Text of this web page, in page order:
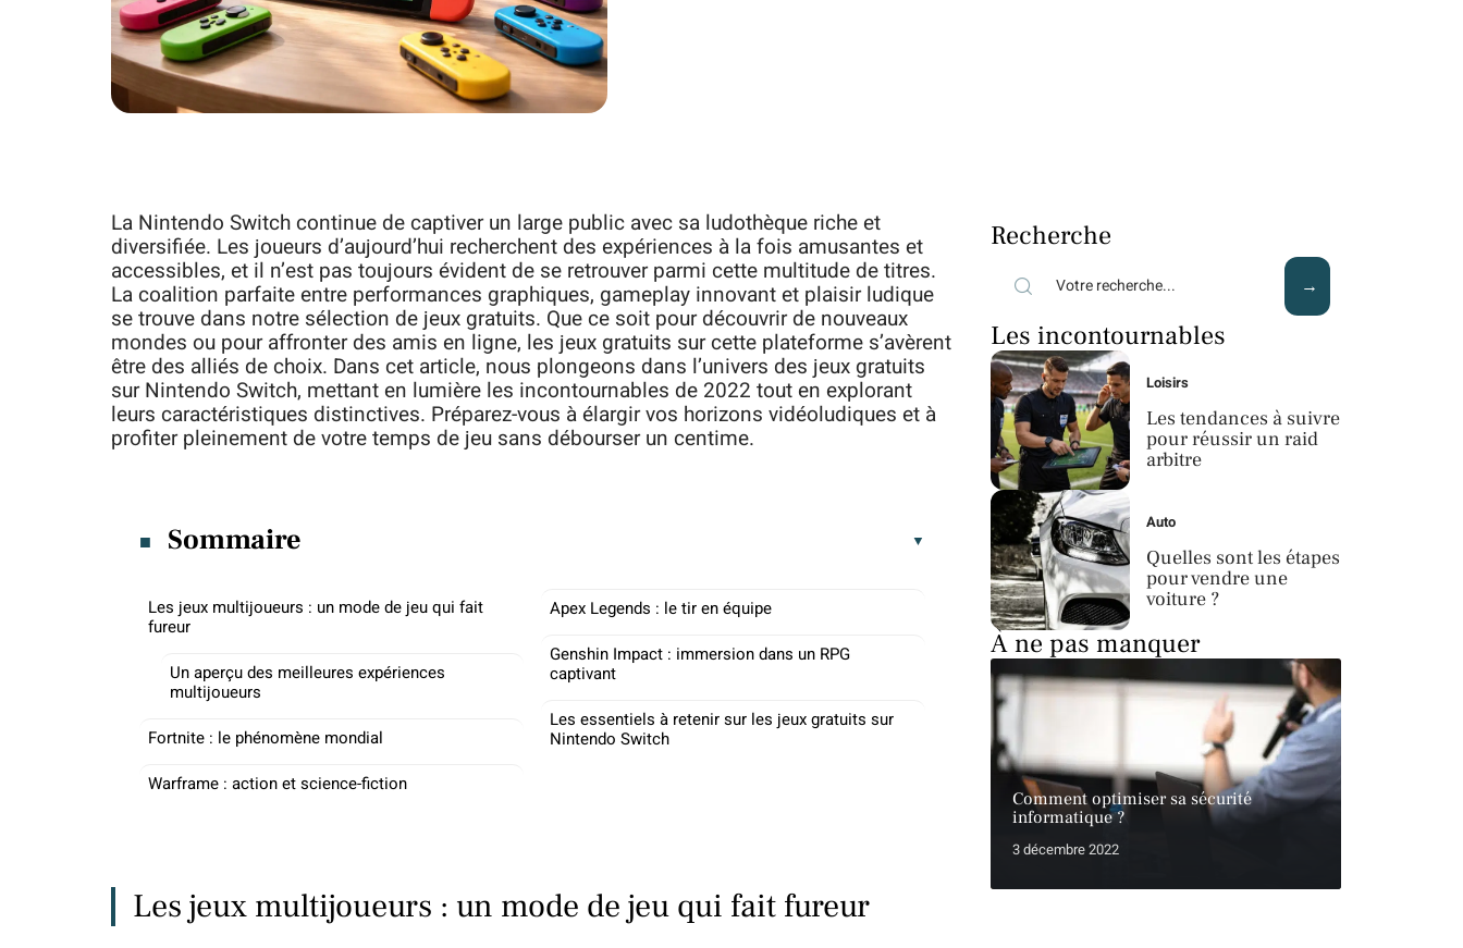
La Nintendo Switch continue de captiver un large public avec sa ludothèque riche et
diversifiée. Les joueurs d’aujourd’hui recherchent des expériences à la fois amusantes et
accessibles, et il n’est pas toujours évident de se retrouver parmi cette multitude de titres.
La coalition parfaite entre performances graphiques, gameplay innovant et plaisir ludique
se trouve dans notre sélection de jeux gratuits. Que ce soit pour découvrir de nouveaux
mondes ou pour affronter des amis en ligne, les jeux gratuits sur cette plateforme s’avèrent
être des alliés de choix. Dans cet article, nous plongeons dans l’univers des jeux gratuits
sur Nintendo Switch, mettant en lumière les incontournables de 2022 tout en explorant
leurs caractéristiques distinctives. Préparez-vous à élargir vos horizons vidéoludiques et à
profiter pleinement de votre temps de jeu sans débourser un centime.
Sommaire
Les jeux multijoueurs : un mode de jeu qui fait
fureur
Un aperçu des meilleures expériences
multijoueurs
Fortnite : le phénomène mondial
Warframe : action et science-fiction
Apex Legends : le tir en équipe
Genshin Impact : immersion dans un RPG
captivant
Les essentiels à retenir sur les jeux gratuits sur
Nintendo Switch
Les jeux multijoueurs : un mode de jeu qui fait fureur
Recherche
Les incontournables
Loisirs
Les tendances à suivre
pour réussir un raid
arbitre
Auto
Quelles sont les étapes
pour vendre une
voiture ?
À ne pas manquer
Comment optimiser sa sécurité
informatique ?
3 décembre 2022